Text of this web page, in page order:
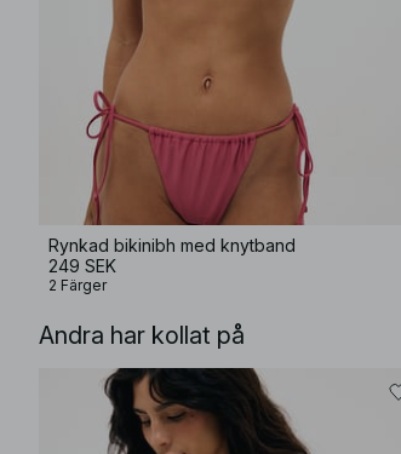
Rynkad bikinibh med knytband
249 SEK
2 Färger
Andra har kollat på